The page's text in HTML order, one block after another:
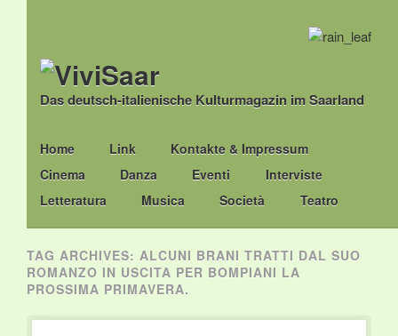
Das deutsch-italienische Kulturmagazin im Saarland
Main menu
Skip
to
content
Home Link
Kontakte & Impressum
Cinema
Danza Eventi
Interviste
Letteratura
Musica Società Teatro
TAG ARCHIVES: ALCUNI BRANI TRATTI DAL SUO
ROMANZO IN USCITA PER BOMPIANI LA
PROSSIMA PRIMAVERA.